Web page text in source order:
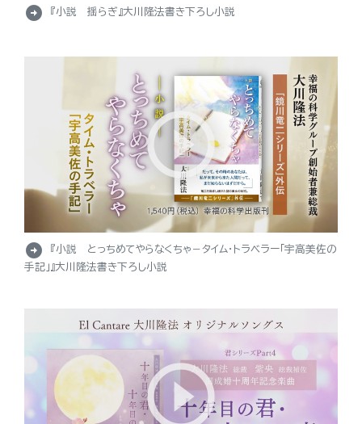
arrow_circle_right 『小説 揺らぎ』大川隆法書き下ろし小説
arrow_circle_right
『小説 とっちめてやらなくちゃ－タイム・トラベラー「宇高美佐の
手記」』大川隆法書き下ろし小説